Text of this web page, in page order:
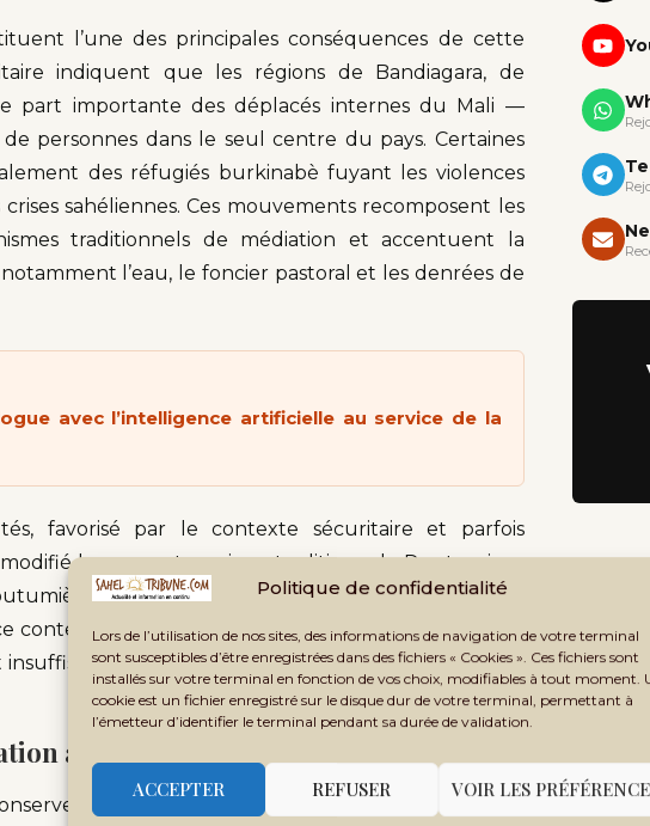
Politique de confidentialité
Lors de l’utilisation de nos sites, des informations de navigation de votre terminal
sont susceptibles d’être enregistrées dans des fichiers « Cookies ». Ces fichiers sont
installés sur votre terminal en fonction de vos choix, modifiables à tout moment.
cookie est un fichier enregistré sur le disque dur de votre terminal, permettant à
l’émetteur d’identifier le terminal pendant sa durée de validation.
ACCEPTER REFUSER VOIR LES
l’une des principales conséquences de cette
indiquent que les régions de Bandiagara, de
part importante des déplacés internes du Mali —
personnes dans le seul centre du pays. Certaines
des réfugiés burkinabè fuyant les violences
sahéliennes. Ces mouvements recomposent les
traditionnels de médiation et accentuent la
l’eau, le foncier pastoral et les denrées de
avec l’intelligence artificielle au service de la
favorisé par le contexte sécuritaire et parfois
les rapports sociaux traditionnels. Des tensions
peuvent désormais déboucher rapidement
contexte, les mécanismes traditionnels de médiation
sans l’appui des autorités étatiques et des
à préserver
des capacités réelles de régulation sociale